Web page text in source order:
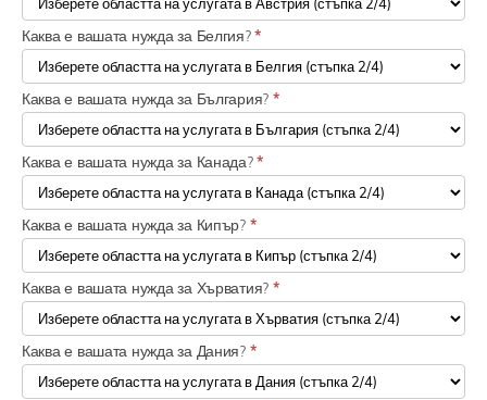
Каква е вашата нужда за Белгия?*
Каква е вашата нужда за България? *
Каква е вашата нужда за Канада?*
Каква е вашата нужда за Кипър? *
Каква е вашата нужда за Хърватия? *
Каква е вашата нужда за Дания? *